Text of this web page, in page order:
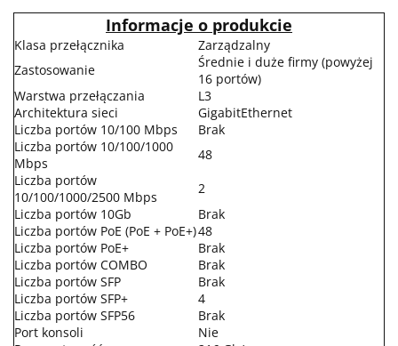
Informacje o produkcie
Klasa przełącznika
Zarządzalny
Zastosowanie
Średnie i duże firmy (powyżej
16 portów)
Warstwa przełączania
L3
Architektura sieci
GigabitEthernet
Liczba portów 10/100 Mbps
Brak
Liczba portów 10/100/1000
Mbps
48
Liczba portów
10/100/1000/2500 Mbps
2
Liczba portów 10Gb
Brak
Liczba portów PoE (PoE + PoE+)48
Liczba portów PoE+
Brak
Liczba portów COMBO
Brak
Liczba portów SFP
Brak
Liczba portów SFP+
4
Liczba portów SFP56
Brak
Port konsoli
Nie